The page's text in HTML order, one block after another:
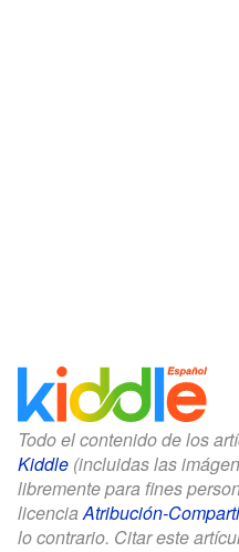
Todo el contenido de los
Kiddle (incluidas las
libremente para fines
licenciaAtribución-
lo contrario. Citar este